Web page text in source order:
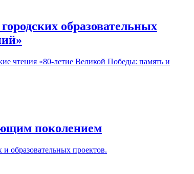
образовательных
чтения «80-летие Великой Победы: память и
поколением
образовательных проектов.